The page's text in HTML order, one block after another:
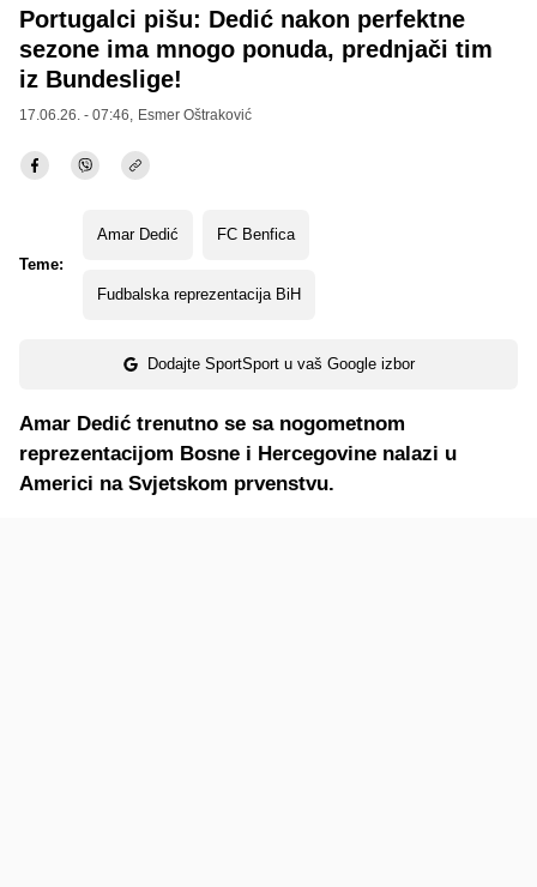
Portugalci pišu: Dedić nakon perfektne
sezone ima mnogo ponuda, prednjači tim
iz Bundeslige!
17.06.26. - 07:46, Esmer Oštraković
Teme:
Amar Dedić FC Benfica
Fudbalska reprezentacija BiH
Dodajte SportSport u vaš Google izbor
Amar Dedić trenutno se sa nogometnom
reprezentacijom Bosne i Hercegovine nalazi u
Americi na Svjetskom prvenstvu.